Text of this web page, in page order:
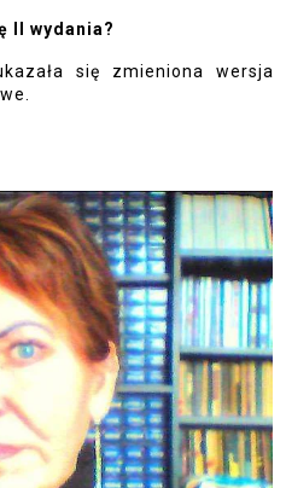
II wydania?
się zmieniona wersja